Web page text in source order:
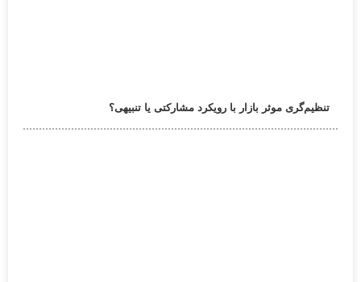
تنظیم‌گری موثر بازار با رویکرد مشارکتی یا تنبیهی؟